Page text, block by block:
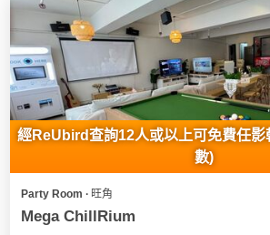
Party
Room
到
會
特
活
動
類
型
Party
動
攻
經ReUbird查詢12人或以上可免費任影
數)
Party Room ∙ 旺角
Mega ChillRium